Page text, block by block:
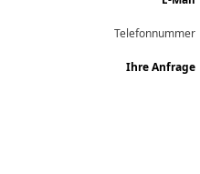
Telefonnummer
Ihre Anfrage